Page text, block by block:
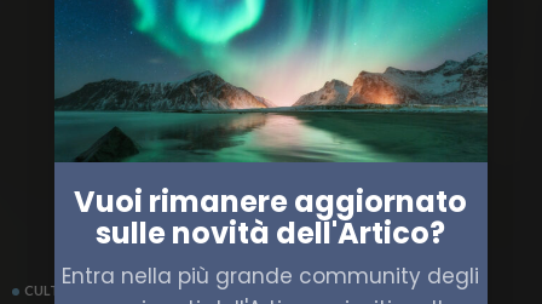
CULTURA
Vuoi rimanere aggiornato
sulle novità dell'Artico?
Entra nella più grande community degli